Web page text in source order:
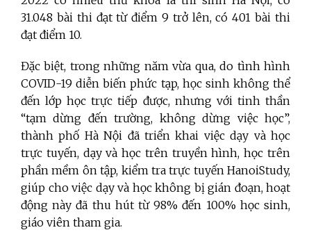
31.048 bài thi đạt từ điểm 9 trở lên, có 401 bài thi
đạt điểm 10.
Đặc biệt, trong những năm vừa qua, do tình hình
COVID-19 diễn biến phức tạp, học sinh không thể
đến lớp học trực tiếp được, nhưng với tinh thần
“tạm dừng đến trường, không dừng việc học”,
thành phố Hà Nội đã triển khai việc dạy và học
trực tuyến, dạy và học trên truyền hình, học trên
phần mềm ôn tập, kiểm tra trực tuyến HanoiStudy,
giúp cho việc dạy và học không bị gián đoạn, hoạt
động này đã thu hút từ 98% đến 100% học sinh,
giáo viên tham gia.